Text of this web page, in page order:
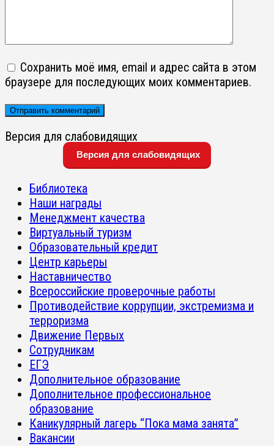
Сохранить моё имя, email и адрес сайта в этом
браузере для последующих моих комментариев.
Версия для слабовидящих
Версия для слабовидящих
Библиотека
Наши награды
Менеджмент качества
Виртуальный туризм
Образовательный кредит
Центр карьеры
Наставничество
Всероссийские проверочные работы
Противодействие коррупции, экстремизма и
терроризма
Движение Первых
Сотрудникам
ЕГЭ
Дополнительное образование
Дополнительное профессиональное
образование
Каникулярный лагерь “Пока мама занята”
Вакансии